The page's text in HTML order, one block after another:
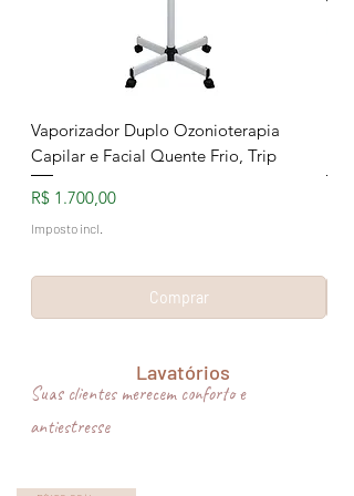
Vaporizador Duplo Ozonioterapia
Capilar e Facial Quente Frio, Trip
Preço
R$ 1.700,00
Imposto incl.
Comprar
Lavatórios
Suas clientes merecem conforto e
antiestresse